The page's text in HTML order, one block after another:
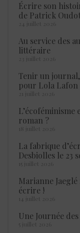
Écrire son
de Patrick
24 juillet 2026
Au service des
littéraire
23 juillet 2026
Tenir un
pour Lola Lafon
21 juillet 2026
L’écoféminisme
roman ?
18 juillet 2026
La fabrique
Desbiolles le 23
15 juillet 2026
Marianne
écrire !
14 juillet 2026
Une Journée
5 juillet 2026